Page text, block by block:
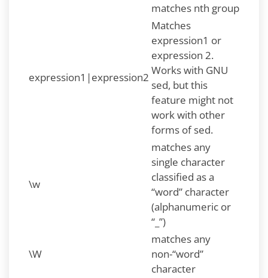
matches nth group
expression1|expression2
Matches
expression1 or
expression 2.
Works with GNU
sed, but this
feature might not
work with other
forms of sed.
\w
matches any
single character
classified as a
“word” character
(alphanumeric or
“_”)
\W
matches any
non-“word”
character